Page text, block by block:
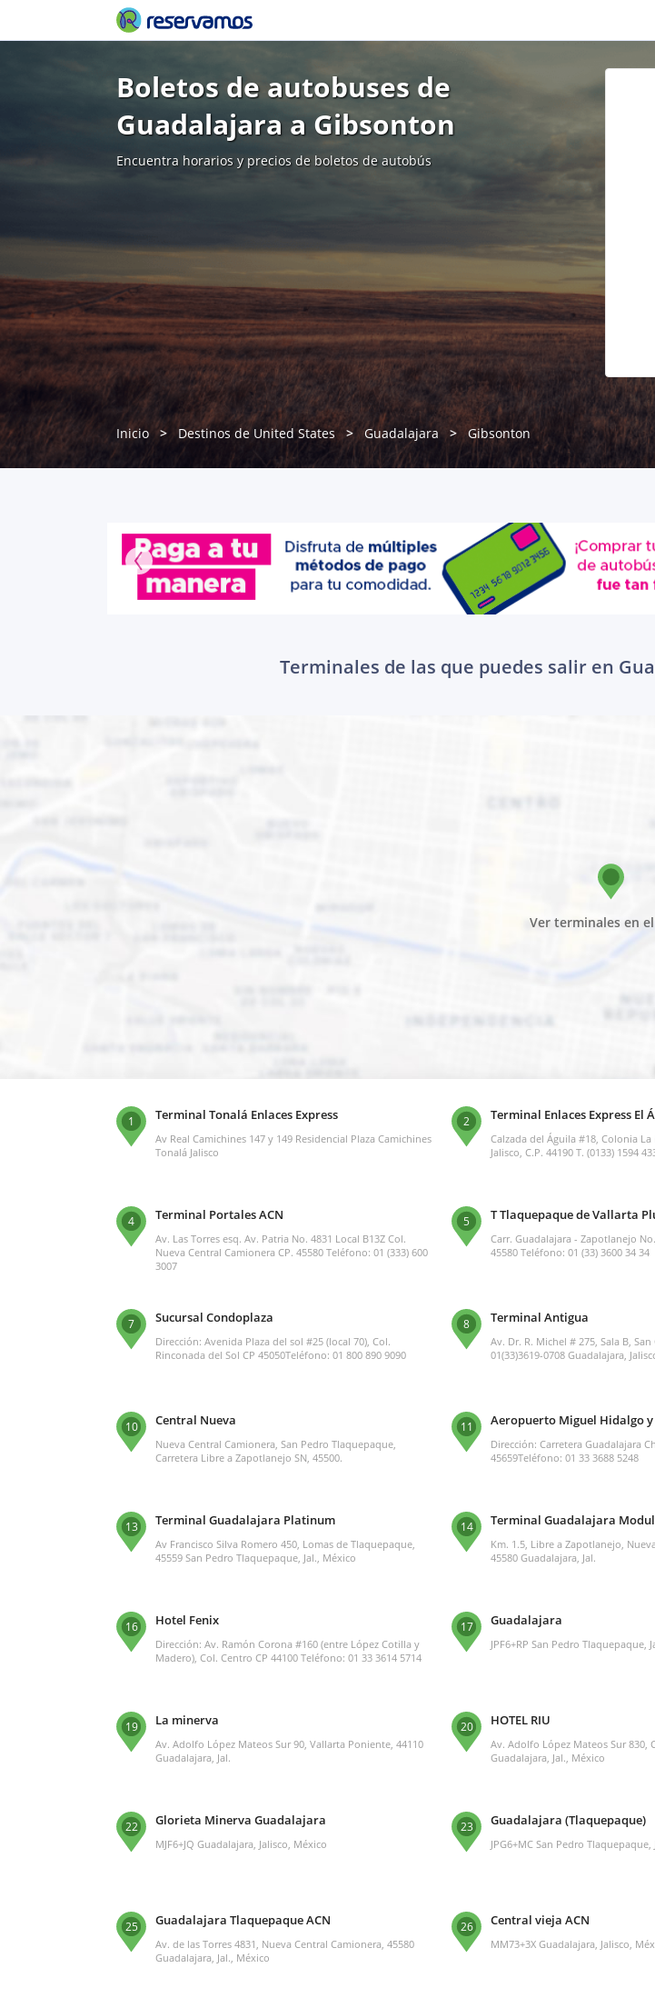
Boletos de autobuses de
Guadalajara a Gibsonton
Encuentra horarios y precios de boletos de autobús
Inicio Destinos de United States Guadalajara Gibsonton
Terminales de las que puedes salir en
Ver terminales en
1 Terminal Tonalá Enlaces Express
Av Real Camichines 147 y 149 Residencial Plaza Camichines
Tonalá Jalisco
2 Terminal Enlaces Express El
Calzada del Águila #18, Colonia La
Jalisco, C.P. 44190 T. (0133) 1594
4 Terminal Portales ACN
Av. Las Torres esq. Av. Patria No. 4831 Local B13Z Col.
Nueva Central Camionera CP. 45580 Teléfono: 01 (333) 600
3007
5 T Tlaquepaque de Vallarta
Carr. Guadalajara - Zapotlanejo
45580 Teléfono: 01 (33) 3600 34 34
7 Sucursal Condoplaza
Dirección: Avenida Plaza del sol #25 (local 70), Col.
Rinconada del Sol CP 45050Teléfono: 01 800 890 9090
8 Terminal Antigua
Av. Dr. R. Michel # 275, Sala B, San
01(33)3619-0708 Guadalajara,
10 Central Nueva
Nueva Central Camionera, San Pedro Tlaquepaque,
Carretera Libre a Zapotlanejo SN, 45500.
11 Aeropuerto Miguel Hidalgo
Dirección: Carretera Guadalajara
45659Teléfono: 01 33 3688 5248
13 Terminal Guadalajara Platinum
Av Francisco Silva Romero 450, Lomas de Tlaquepaque,
45559 San Pedro Tlaquepaque, Jal., México
14 Terminal Guadalajara
Km. 1.5, Libre a Zapotlanejo,
45580 Guadalajara, Jal.
16 Hotel Fenix
Dirección: Av. Ramón Corona #160 (entre López Cotilla y
Madero), Col. Centro CP 44100 Teléfono: 01 33 3614 5714
17 Guadalajara
JPF6+RP San Pedro Tlaquepaque,
19 La minerva
Av. Adolfo López Mateos Sur 90, Vallarta Poniente, 44110
Guadalajara, Jal.
20 HOTEL RIU
Av. Adolfo López Mateos Sur 830,
Guadalajara, Jal., México
22 Glorieta Minerva Guadalajara
MJF6+JQ Guadalajara, Jalisco, México
23 Guadalajara (Tlaquepaque)
JPG6+MC San Pedro Tlaquepaque,
25 Guadalajara Tlaquepaque ACN
Av. de las Torres 4831, Nueva Central Camionera, 45580
Guadalajara, Jal., México
26 Central vieja ACN
MM73+3X Guadalajara, Jalisco,